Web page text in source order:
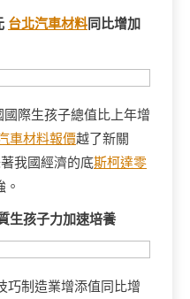
台北汽車材料同比增加
國際生孩子總值比上年增
車材料報價越了新關
我國經濟的底斯柯達零
生孩子力加速培養
巧制造業增添值同比增